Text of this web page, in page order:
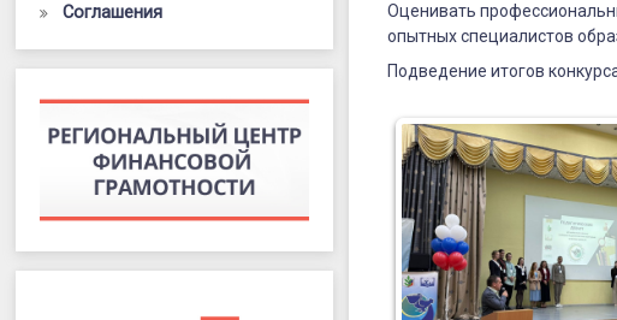
Оценивать
опытных специалистов
Подведение итогов
Соглашения